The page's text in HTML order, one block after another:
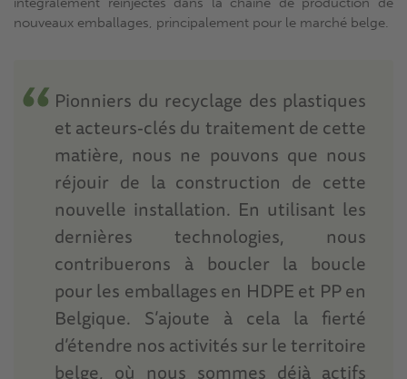
nouveaux emballages, principalement pour le marché belge.
Pionniers du recyclage des plastiques
et acteurs-clés du traitement de cette
matière, nous ne pouvons que nous
réjouir de la construction de cette
nouvelle installation. En utilisant les
dernières technologies, nous
contribuerons à boucler la boucle
pour les emballages en HDPE et PP en
Belgique. S’ajoute à cela la fierté
d’étendre nos activités sur le territoire
belge, où nous sommes déjà actifs